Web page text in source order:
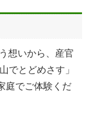
想いから、産官
でとどめさす」
庭でご体験くだ